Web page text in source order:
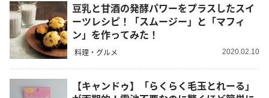
豆乳と甘酒の発酵パワーをプラスしたスイ
ーツレシピ！「スムージー」と「マフィ
ン」を作ってみた！
料理・グルメ 2020.02.10
【キャンドゥ】「らくらく毛玉とれーる」